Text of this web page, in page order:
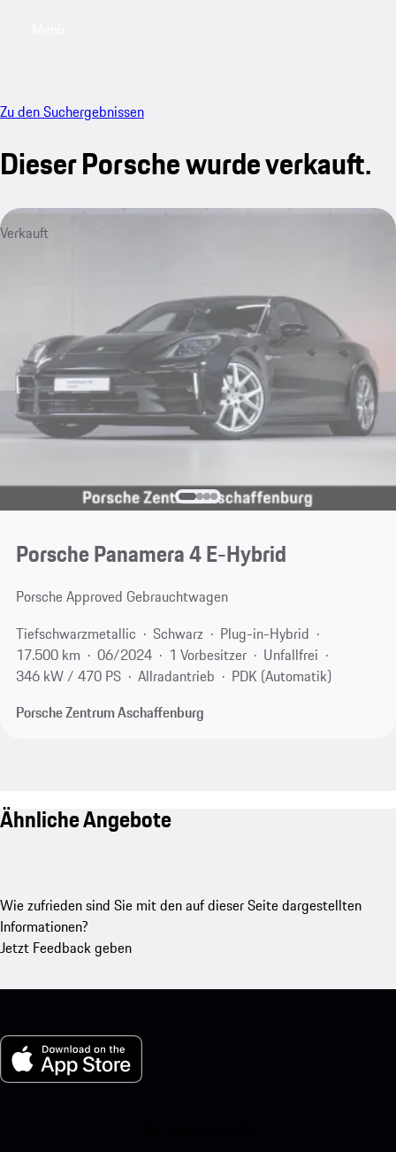
Zu den Suchergebnissen
Dieser Porsche wurde verkauft.
Verkauft
Porsche Panamera 4 E-Hybrid
Porsche Approved Gebrauchtwagen
Tiefschwarzmetallic
Schwarz
Plug-in-Hybrid
17.500 km
06/2024 1 Vorbesitzer
Unfallfrei
346 kW / 470 PS
Allradantrieb
PDK (Automatik)
Porsche Zentrum Aschaffenburg
Ähnliche Angebote
Wie zufrieden sind Sie mit den auf dieser Seite dargestellten
Informationen?
Jetzt Feedback geben